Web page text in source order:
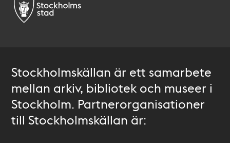
Stockholmskällan är ett samarbete
mellan arkiv, bibliotek och museer i
Stockholm. Partnerorganisationer
till Stockholmskällan är: